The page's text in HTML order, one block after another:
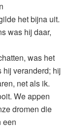
het bijna uit.
was hij daar,
was het
hij veranderd; hij
net als ik.
We appen
dromen die
een